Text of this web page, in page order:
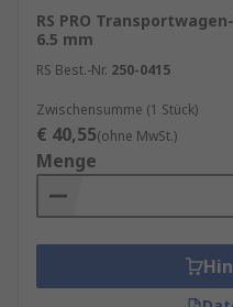
RS PRO
6.5 mm
RS Best.-Nr. 250-0415
Zwischensumme (1 Stück)
€ 40,55(ohne MwSt.)
Menge